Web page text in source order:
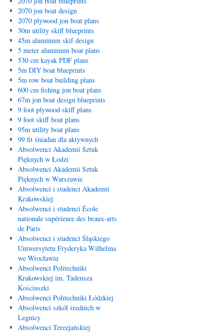
2070 jon boat design
2070 plywood jon boat plans
30m utility skiff blueprints
45m aluminum skif design
5 meter aluminum boat plans
530 cm kayak PDF plans
5m DIY boat blueprints
5m row boat building plans
600 cm fishing jon boat plans
67m jon boat design blueprints
9 foot plywood skiff plans
9 foot skiff boat plans
95m utility boat plans
99 fit śniadan dla aktywnych
Absolwenci Akademii Sztuk
Pięknych w Łodzi
Absolwenci Akademii Sztuk
Pięknych w Warszawie
Absolwenci i studenci Akademii
Krakowskiej
Absolwenci i studenci École
nationale supérieure des beaux-arts
de Paris
Absolwenci i studenci Śląskiego
Uniwersytetu Fryderyka Wilhelma
we Wrocławiu
Absolwenci Politechniki
Krakowskiej im. Tadeusza
Kościuszki
Absolwenci Politechniki Łódzkiej
Absolwenci szkół średnich w
Legnicy
Absolwenci Terezjańskiej